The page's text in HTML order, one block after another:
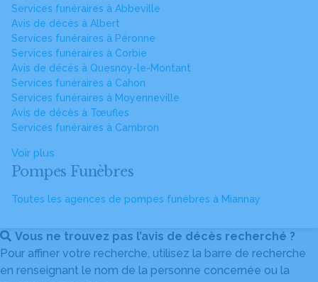
Services funéraires à Abbeville
Avis de décès à Albert
Services funéraires à Péronne
Services funéraires à Corbie
Avis de décès à Quesnoy-le-Montant
Services funéraires à Cahon
Services funéraires à Moyenneville
Avis de décès à Tœufles
Services funéraires à Cambron
Voir plus
Pompes Funèbres
Toutes les agences de pompes funèbres à Miannay
Vous ne trouvez pas l’avis de décès recherché ?
Pour affiner votre recherche, utilisez la barre de recherche
en renseignant le nom de la personne concernée ou la